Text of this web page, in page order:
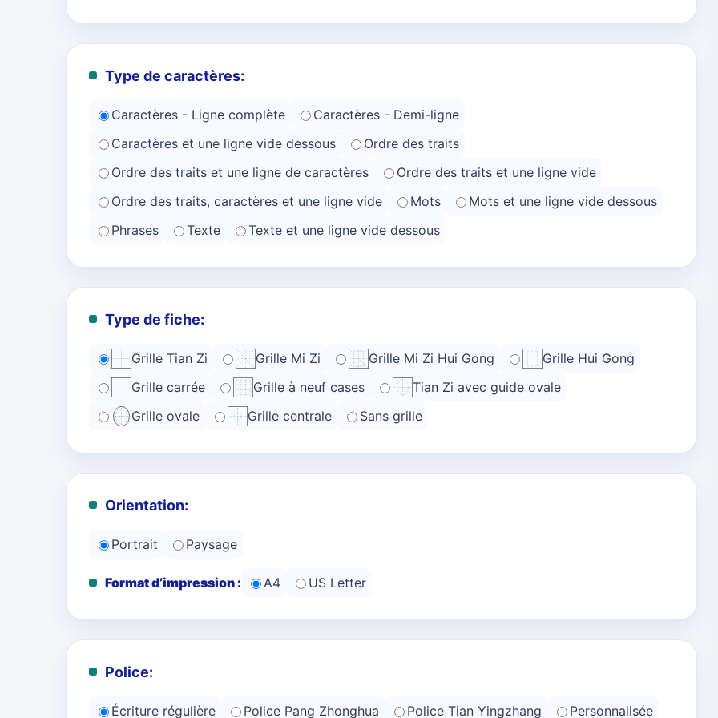
Type de caractères:
Caractères - Ligne complète
Caractères - Demi-ligne
Caractères et une ligne vide dessous
Ordre des traits
Ordre des traits et une ligne de caractères
Ordre des traits et une ligne vide
Ordre des traits, caractères et une ligne vide
Mots
Mots et une ligne vide dessous
Phrases
Texte Texte et une ligne vide dessous
Type de fiche:
Grille Tian Zi Grille Mi Zi Grille Mi Zi Hui Gong
Grille Hui Gong
Grille carrée
Grille à neuf cases
Tian Zi avec guide ovale
Grille ovale
Grille centrale Sans grille
Orientation:
Portrait Paysage
Format d’impression : A4 US Letter
Police:
Écriture régulière Police Pang Zhonghua Police Tian Yingzhang Personnalisée